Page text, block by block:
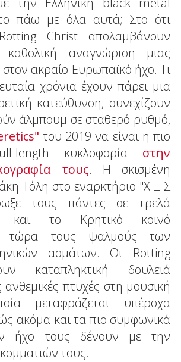
πάω με όλα αυτά; Στο ότι
Christ απολαμβάνουν
αναγνώριση μιας
ακραίο Ευρωπαϊκό ήχο. Τι
χρόνια έχουν πάρει μια
κατεύθυνση, συνεχίζουν
άλμπουμ σε σταθερό ρυθμό,
του 2019 να είναι η πιο
length κυκλοφορία στην
τους. Η σκισμένη
Τόλη στο εναρκτήριο "Χ Ξ Σ
τους πάντες σε τρελά
και το Κρητικό κοινό
τώρα τους ψαλμούς των
ασμάτων. Οι Rotting
καταπληκτική δουλειά
πτυχές στη μουσική
μεταφράζεται υπέροχα
ακόμα και τα πιο συμφωνικά
ήχο τους δένουν με την
τους.